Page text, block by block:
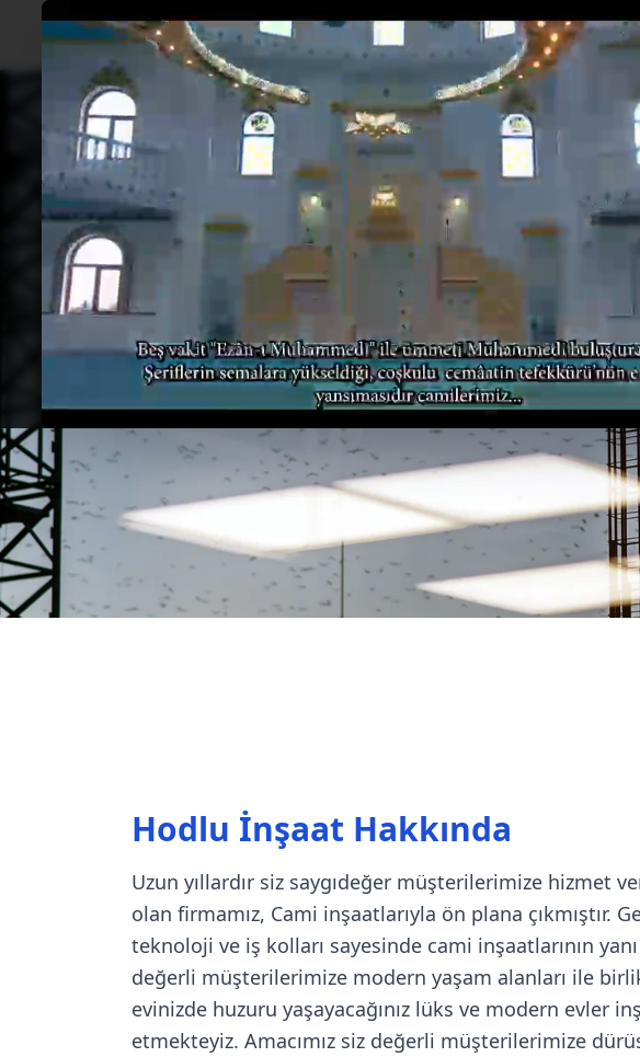
Hodlu İnşaat
Geleceği
Kaliteli, estetik
Hodlu İnşaat Hakkında
Uzun yıllardır siz saygıdeğer müşterilerimize hizmet
olan firmamız, Cami inşaatlarıyla ön plana çıkmıştır.
teknoloji ve iş kolları sayesinde cami inşaatlarının yanı
değerli müşterilerimize modern yaşam alanları ile
evinizde huzuru yaşayacağınız lüks ve modern evler
etmekteyiz. Amacımız siz değerli müşterilerimize